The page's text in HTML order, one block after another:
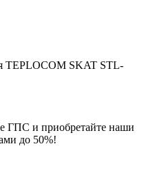
TEPLOCOM SKAT STL-
ГПС и приобретайте наши
до 50%!